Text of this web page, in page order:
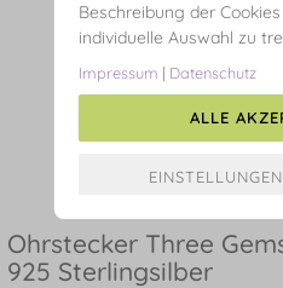
Ohrstecker Three
925 Sterlingsilber
Beschreibung der
individuelle Auswahl zu
Impressum | Datenschutz
ALLE